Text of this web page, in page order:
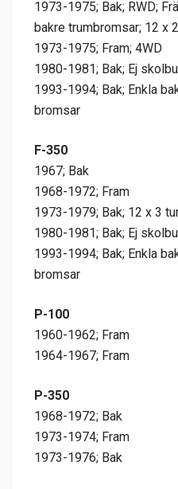
1973-1975; Bak; RWD;
bakre trumbromsar; 12 x
1973-1975; Fram; 4WD
1980-1981; Bak; Ej
1993-1994; Bak; Enkla
bromsar
F-350
1967; Bak
1968-1972; Fram
1973-1979; Bak; 12 x 3
1980-1981; Bak; Ej
1993-1994; Bak; Enkla
bromsar
P-100
1960-1962; Fram
1964-1967; Fram
P-350
1968-1972; Bak
1973-1974; Fram
1973-1976; Bak